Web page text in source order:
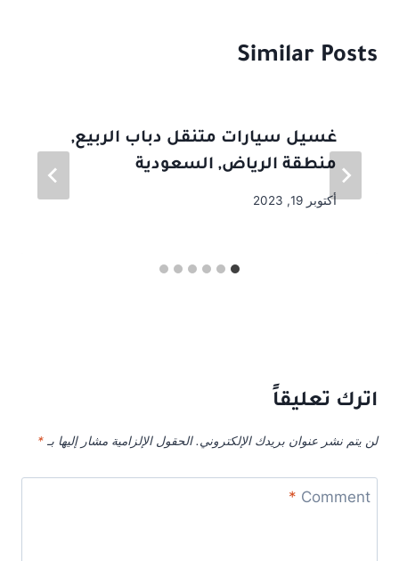
Similar Posts
غسيل سيارات متنقل دباب الربيع,
منطقة الرياض, السعودية
أكتوبر 19, 2023
اترك تعليقاً
لن يتم نشر عنوان بريدك الإلكتروني. الحقول الإلزامية مشار إليها بـ *
Comment
*